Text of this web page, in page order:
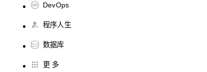
DevOps
程序人生
数据库
更 多